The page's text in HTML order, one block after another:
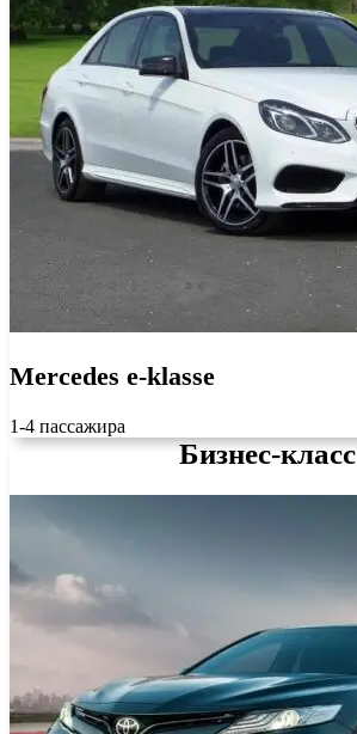
Mercedes e-klasse
1-4 пассажира
Бизнес-класс